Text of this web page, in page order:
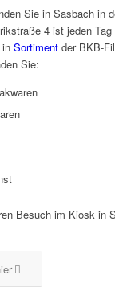
Sie in Sasbach in
4 ist jeden
Sortimentder BKB-
Sie:
Besuch im Kiosk in